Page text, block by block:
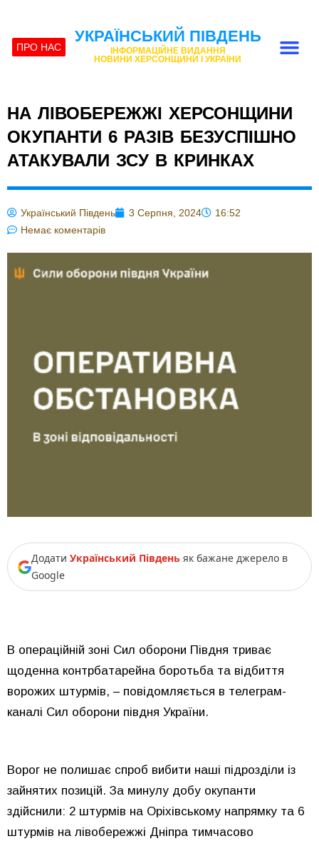
ПРО НАС
УКРАЇНСЬКИЙ ПІВДЕНЬ
ІНФОРМАЦІЙНЕ ВИДАННЯ
НОВИНИ ХЕРСОНЩИНИ І УКРАЇНИ
НА ЛІВОБЕРЕЖЖІ ХЕРСОНЩИНИ
ОКУПАНТИ 6 РАЗІВ БЕЗУСПІШНО
АТАКУВАЛИ ЗСУ В КРИНКАХ
Український Південь 3 Серпня, 2024
16:52
Немає коментарів
Додати Український Південь як бажане джерело в
Google
В операційній зоні Сил оборони Півдня триває
щоденна контрбатарейна боротьба та відбиття
ворожих штурмів, – повідомляється в телеграм-
каналі Сил оборони півдня України.
Ворог не полишає спроб вибити наші підрозділи із
зайнятих позицій. За минулу добу окупанти
здійснили: 2 штурмів на Оріхівському напрямку та 6
штурмів на лівобережжі Дніпра тимчасово